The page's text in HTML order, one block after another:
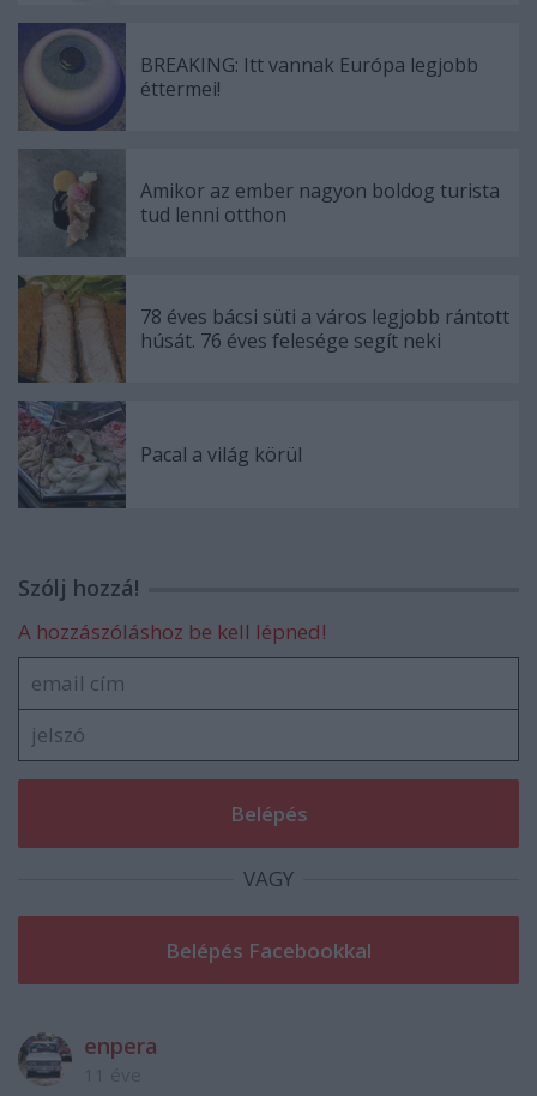
BREAKING: Itt vannak Európa legjobb
éttermei!
Amikor az ember nagyon boldog turista
tud lenni otthon
78 éves bácsi süti a város legjobb rántott
húsát. 76 éves felesége segít neki
Pacal a világ körül
Szólj hozzá!
A hozzászóláshoz be kell lépned!
VAGY
enpera